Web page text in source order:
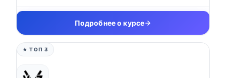
Подробнее о курсе
★ ТОП 3